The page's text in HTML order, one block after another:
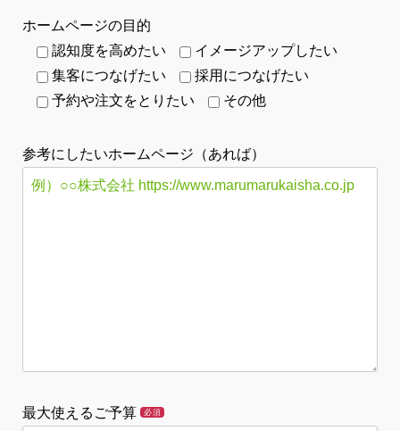
ホームページの目的
認知度を高めたい
イメージアップしたい
集客につなげたい
採用につなげたい
予約や注文をとりたい
その他
参考にしたいホームページ（あれば）
最大使えるご予算 必須